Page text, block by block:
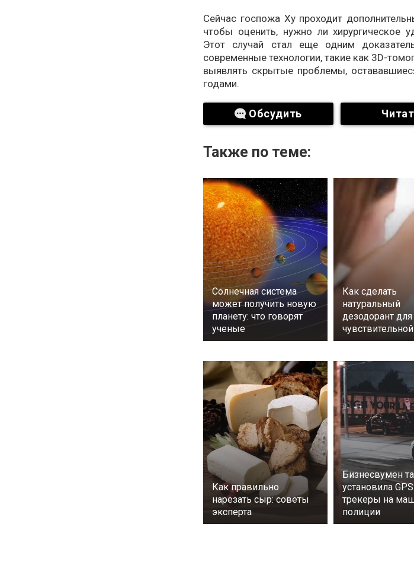
Сейчас госпожа Ху проходит
чтобы оценить, нужно ли хирургическое
Этот случай стал еще одним
современные технологии, такие как 3D-
выявлять скрытые проблемы,
годами.
Обсудить
Также по теме:
Солнечная система
может получить новую
планету: что говорят
ученые
Как сделать
натуральный
дезодорант для
Как правильно
нарезать сыр: советы
эксперта
Бизнесвумен
установила
трекеры на
полиции